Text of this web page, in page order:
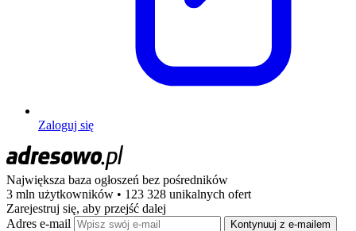
Zaloguj się
Największa baza ogłoszeń bez pośredników
3 mln użytkowników • 123 328 unikalnych ofert
Zarejestruj się, aby przejść dalej
Adres e-mail
Kontynuuj z e-mailem